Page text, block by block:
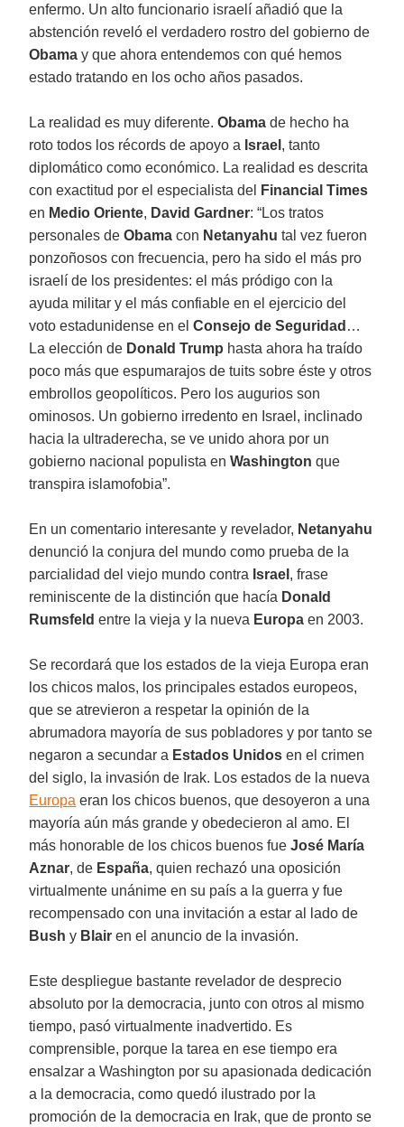
enfermo. Un alto funcionario israelí añadió que la
abstención reveló el verdadero rostro del gobierno de
Obama y que ahora entendemos con qué hemos
estado tratando en los ocho años pasados.
La realidad es muy diferente.Obama de hecho ha
roto todos los récords de apoyo a Israel , tanto
diplomático como económico. La realidad es descrita
con exactitud por el especialista del
Financial Times
en Medio Oriente, David Gardner: “Los tratos
personales deObama con Netanyahu tal vez fueron
ponzoñosos con frecuencia, pero ha sido el más pro
israelí de los presidentes: el más pródigo con la
ayuda militar y el más confiable en el ejercicio del
voto estadunidense en elConsejo de Seguridad …
La elección de Donald Trump hasta ahora ha traído
poco más que espumarajos de tuits sobre éste y otros
embrollos geopolíticos. Pero los augurios son
ominosos. Un gobierno irredento en Israel, inclinado
hacia la ultraderecha, se ve unido ahora por un
gobierno nacional populista enWashington que
transpira islamofobia”.
En un comentario interesante y revelador, Netanyahu
denunció la conjura del mundo como prueba de la
parcialidad del viejo mundo contra Israel , frase
reminiscente de la distinción que hacía Donald
Rumsfeld entre la vieja y la nueva Europa en 2003.
Se recordará que los estados de la vieja Europa eran
los chicos malos, los principales estados europeos,
que se atrevieron a respetar la opinión de la
abrumadora mayoría de sus pobladores y por tanto se
negaron a secundar a Estados Unidos en el crimen
del siglo, la invasión de Irak. Los estados de la nueva
Europa eran los chicos buenos, que desoyeron a una
mayoría aún más grande y obedecieron al amo. El
más honorable de los chicos buenos fueJosé María
Aznar, de España, quien rechazó una oposición
virtualmente unánime en su país a la guerra y fue
recompensado con una invitación a estar al lado de
Bush y Blair en el anuncio de la invasión.
Este despliegue bastante revelador de desprecio
absoluto por la democracia, junto con otros al mismo
tiempo, pasó virtualmente inadvertido. Es
comprensible, porque la tarea en ese tiempo era
ensalzar a Washington por su apasionada dedicación
a la democracia, como quedó ilustrado por la
promoción de la democracia en Irak, que de pronto se